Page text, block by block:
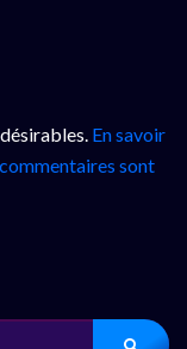
En savoir
sont